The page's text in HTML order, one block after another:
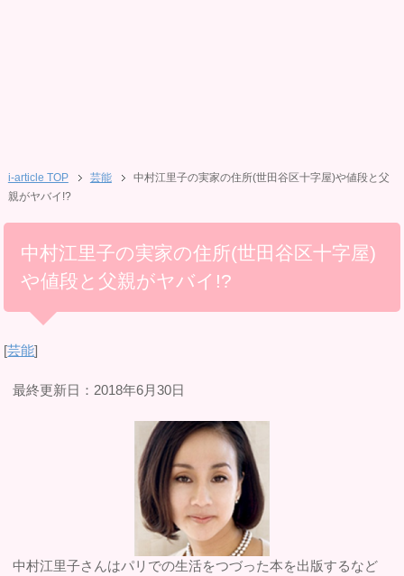
i-article TOP 芸能
中村江里子の実家の住所(世田谷区十字屋)や値段と父
親がヤバイ!?
中村江里子の実家の住所(世田谷区十字屋)
や値段と父親がヤバイ!?
[芸能]
最終更新日：2018年6月30日
中村江里子さんはパリでの生活をつづった本を出版するなど